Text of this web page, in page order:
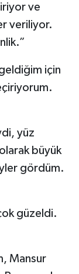
ve
veriliyor.
için
yüz
büyük
gördüm.
güzeldi.
Mansur